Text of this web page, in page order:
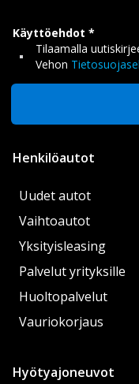
Käyttöehdot
Tilaamalla
Vehon
Henkilöautot
Uudet autot
Vaihtoautot
Yksityisleasing
Palvelut yrityksille
Huoltopalvelut
Vauriokorjaus
Hyötyajoneuvot